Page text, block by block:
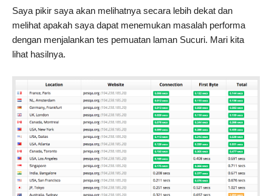
Saya pikir saya akan melihatnya secara lebih dekat dan
melihat apakah saya dapat menemukan masalah performa
dengan menjalankan tes pemuatan laman Sucuri. Mari kita
lihat hasilnya.